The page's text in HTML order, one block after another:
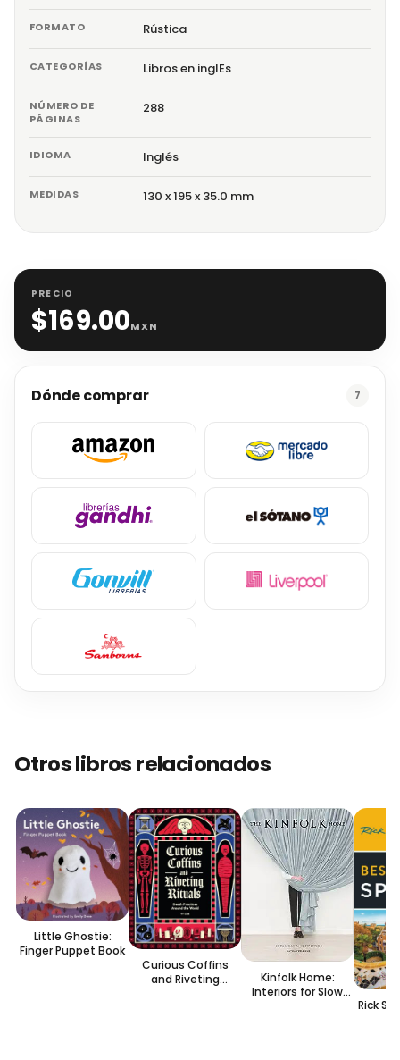
FORMATO Rústica
CATEGORÍAS Libros en inglEs
NÚMERO DE
PÁGINAS
288
IDIOMA Inglés
MEDIDAS 130 x 195 x 35.0 mm
PRECIO
$169.00MXN
Dónde comprar 7
Otros libros relacionados
Little Ghostie:
Finger Puppet Book
Curious Coffins
and Riveting
Kinfolk Home:
Interiors for Slow
Rick